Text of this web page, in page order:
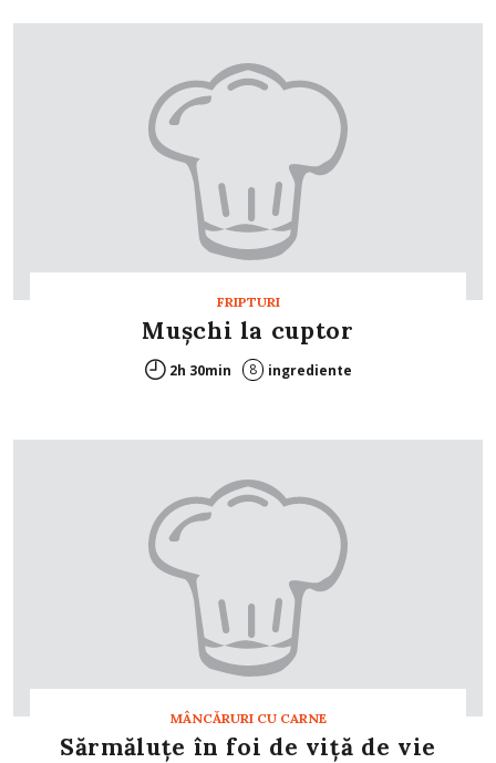
FRIPTURI
Muşchi la cuptor
2h 30min 8 ingrediente
MÂNCĂRURI CU CARNE
Sărmăluţe în foi de viţă de vie